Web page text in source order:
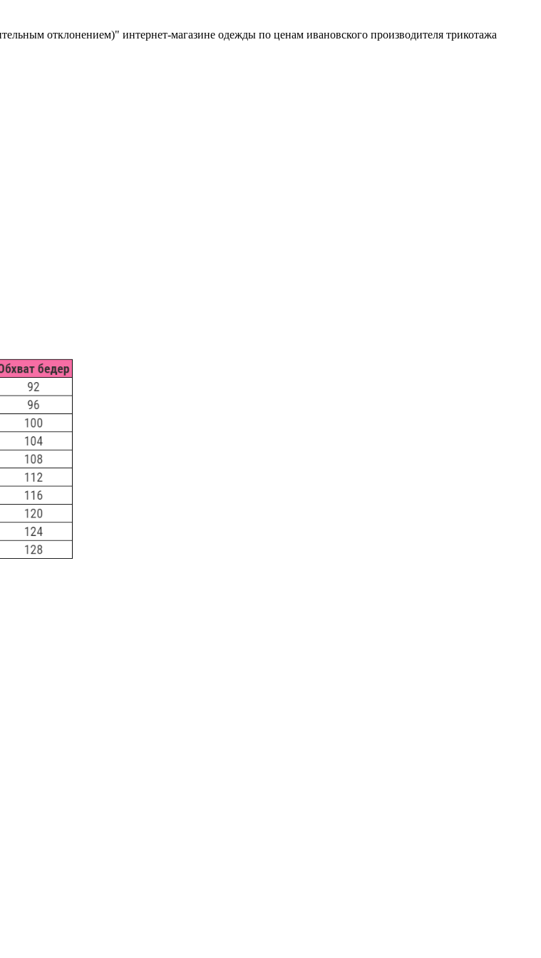
отклонением)" интернет-магазине одежды по ценам ивановского производителя трикотажа